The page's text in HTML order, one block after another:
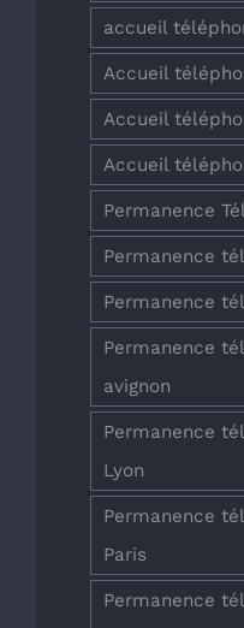
accueil
Accueil
Accueil
Accueil
Permanence
Permanence
Permanence
Permanence
avignon
Permanence
Lyon
Permanence
Paris
Permanence